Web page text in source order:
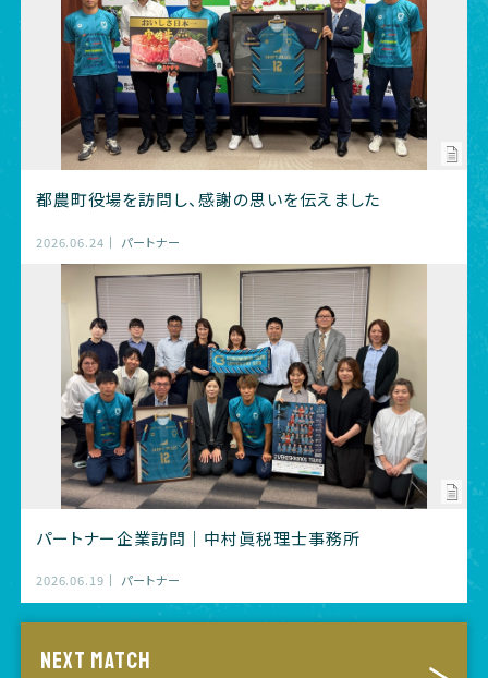
都農町役場を訪問し、感謝の思いを伝えました
2026.06.24 パートナー
パートナー企業訪問｜中村眞税理士事務所
2026.06.19 パートナー
NEXT MATCH